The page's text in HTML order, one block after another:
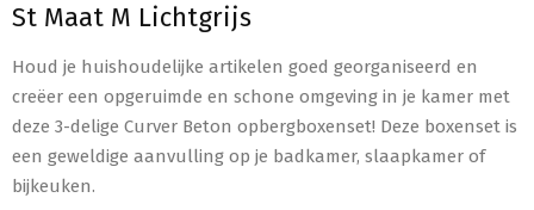
St Maat M Lichtgrijs
Houd je huishoudelijke artikelen goed georganiseerd en
creëer een opgeruimde en schone omgeving in je kamer met
deze 3-delige Curver Beton opbergboxenset! Deze boxenset is
een geweldige aanvulling op je badkamer, slaapkamer of
bijkeuken.